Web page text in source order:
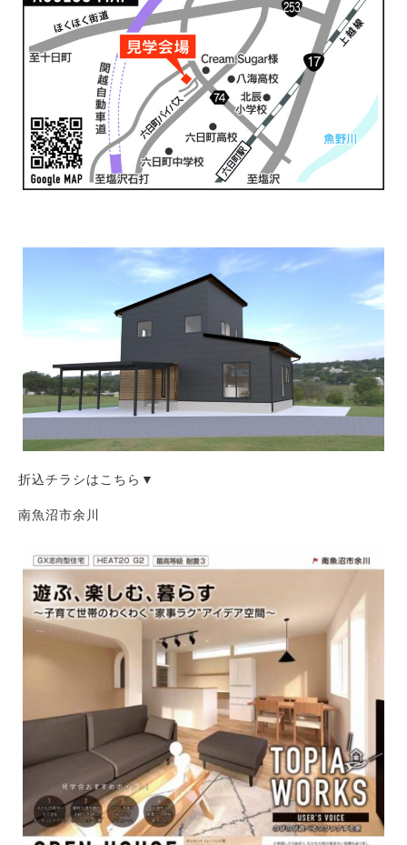
経営理念＆5つのお約束
Initiative
取り組み
建ててからのお付き合い
Company
会社概要
折込チラシはこちら▼
南魚沼市余川